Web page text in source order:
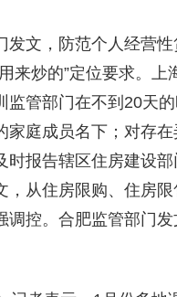
发文，防范个人经营
来炒的”定位要求。上
管部门在不到20天
庭成员名下；对存
报告辖区住房建设
从住房限购、住房
控。合肥监管部门